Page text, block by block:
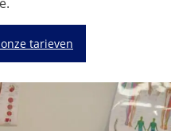
tarieven